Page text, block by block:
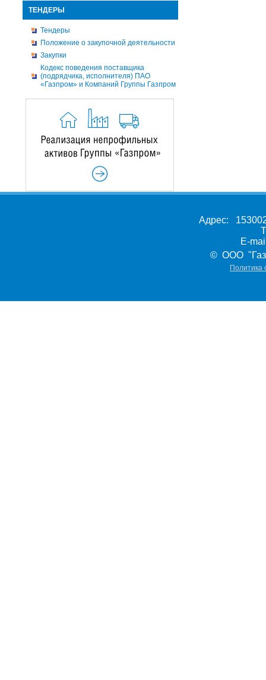
ТЕНДЕРЫ
Тендеры
Положение о закупочной деятельности
Закупки
Кодекс поведения поставщика
(подрядчика, исполнителя) ПАО
«Газпром» и Компаний Группы Газпром
Адрес:
E-
© ООО
Политика